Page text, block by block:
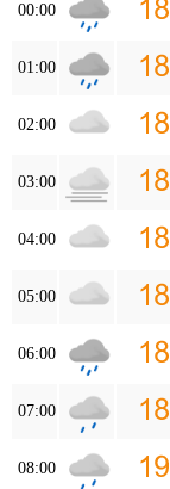
00:00
01:00
02:00
03:00
04:00
05:00
06:00
07:00
08:00